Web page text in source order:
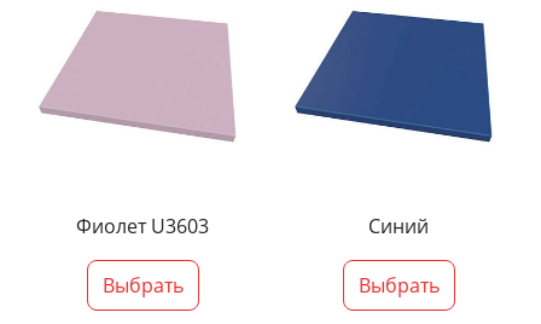
Фиолет U3603
Выбрать
Синий
Выбрать